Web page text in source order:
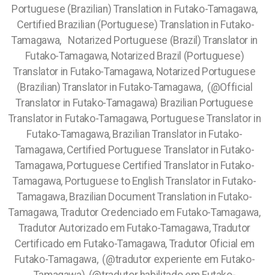
Portuguese (Brazilian) Translation in Futako-Tamagawa,
Certified Brazilian (Portuguese) Translation in Futako-
Tamagawa, Notarized Portuguese (Brazil) Translator in
Futako-Tamagawa, Notarized Brazil (Portuguese)
Translator in Futako-Tamagawa, Notarized Portuguese
(Brazilian) Translator in Futako-Tamagawa, (@Official
Translator in Futako-Tamagawa) Brazilian Portuguese
Translator in Futako-Tamagawa, Portuguese Translator in
Futako-Tamagawa, Brazilian Translator in Futako-
Tamagawa, Certified Portuguese Translator in Futako-
Tamagawa, Portuguese Certified Translator in Futako-
Tamagawa, Portuguese to English Translator in Futako-
Tamagawa, Brazilian Document Translation in Futako-
Tamagawa, Tradutor Credenciado em Futako-Tamagawa,
Tradutor Autorizado em Futako-Tamagawa, Tradutor
Certificado em Futako-Tamagawa, Tradutor Oficial em
Futako-Tamagawa, (@tradutor experiente em Futako-